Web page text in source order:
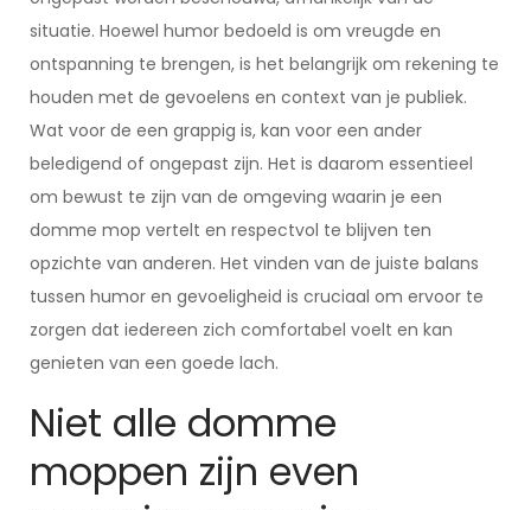
situatie. Hoewel humor bedoeld is om vreugde en
ontspanning te brengen, is het belangrijk om rekening te
houden met de gevoelens en context van je publiek.
Wat voor de een grappig is, kan voor een ander
beledigend of ongepast zijn. Het is daarom essentieel
om bewust te zijn van de omgeving waarin je een
domme mop vertelt en respectvol te blijven ten
opzichte van anderen. Het vinden van de juiste balans
tussen humor en gevoeligheid is cruciaal om ervoor te
zorgen dat iedereen zich comfortabel voelt en kan
genieten van een goede lach.
Niet alle domme
moppen zijn even